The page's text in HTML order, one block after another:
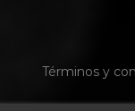
Términos y